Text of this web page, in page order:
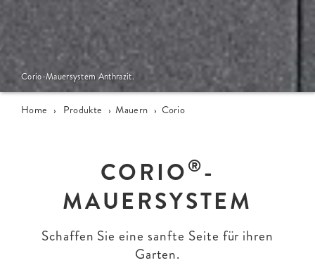
Corio-Mauersystem Anthrazit.
Home › Produkte › Mauern › Corio
CORIO®-
MAUERSYSTEM
Schaffen Sie eine sanfte Seite für ihren
Garten.